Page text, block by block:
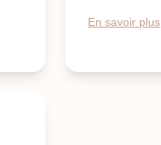
En savoir plus